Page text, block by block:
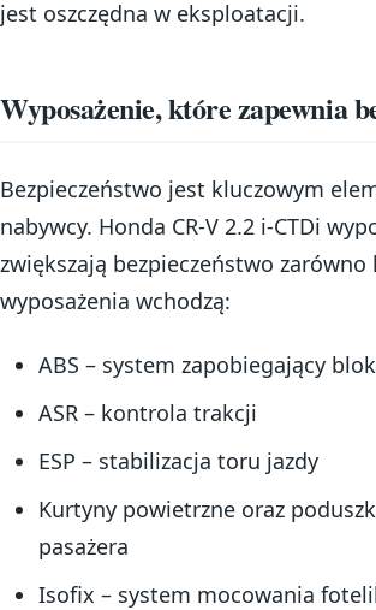
jest oszczędna w eksploatacji.
Wyposażenie, które zapewnia
Bezpieczeństwo jest kluczowym
nabywcy. Honda CR-V 2.2 i-CTDi
zwiększają bezpieczeństwo
wyposażenia wchodzą:
ABS – system zapobiegający
ASR – kontrola trakcji
ESP – stabilizacja toru jazdy
Kurtyny powietrzne oraz
pasażera
Isofix – system mocowania